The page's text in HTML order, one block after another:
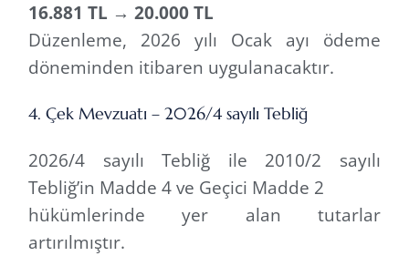
16.881 TL → 20.000 TL
Düzenleme, 2026 yılı Ocak ayı ödeme
döneminden itibaren uygulanacaktır.
4. Çek Mevzuatı – 2026/4 sayılı Tebliğ
2026/4 sayılı Tebliğ ile 2010/2 sayılı
Tebliğ’in Madde 4 ve Geçici Madde 2
hükümlerinde yer alan tutarlar
artırılmıştır.